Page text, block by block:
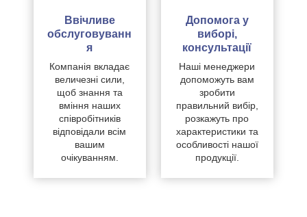
Ввічливе
обслуговуванн
я
Компанія вкладає
величезні сили,
щоб знання та
вміння наших
співробітників
відповідали всім
вашим
очікуванням.
Допомога у
виборі,
консультації
Наші менеджери
допоможуть вам
зробити
правильний вибір,
розкажуть про
характеристики та
особливості нашої
продукції.